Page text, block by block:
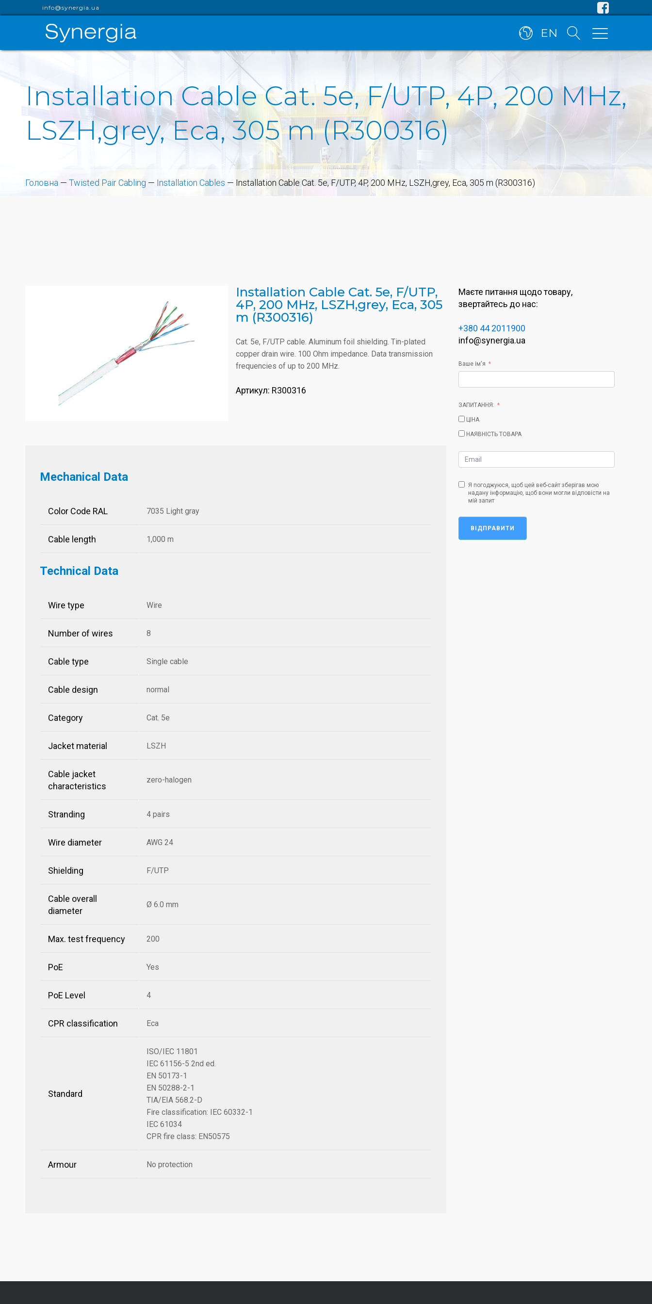
info@synergia.ua
EN
Installation Cable Cat. 5e, F/UTP, 4P, 200 MHz,
LSZH,grey, Eca, 305 m (R300316)
Головна — Twisted Pair Cabling — Installation Cables — Installation Cable Cat. 5e, F/UTP, 4P, 200 MHz, LSZH,grey, Eca, 305 m (R300316)
Installation Cable Cat. 5e, F/UTP,
4P, 200 MHz, LSZH,grey, Eca, 305
m (R300316)
Cat. 5e, F/UTP cable. Aluminum foil shielding. Tin-plated
copper drain wire. 100 Ohm impedance. Data transmission
frequencies of up to 200 MHz.
Артикул: R300316
Mechanical Data
Color Code RAL 7035 Light gray
Cable length 1,000 m
Technical Data
Wire type Wire
Number of wires 8
Cable type Single cable
Cable design normal
Category Cat. 5e
Jacket material LSZH
Cable jacket
characteristics
zero-halogen
Stranding 4 pairs
Wire diameter AWG 24
Shielding F/UTP
Cable overall
diameter
Ø 6.0 mm
Max. test frequency 200
PoE Yes
PoE Level 4
CPR classification Eca
Standard
ISO/IEC 11801
IEC 61156-5 2nd ed.
EN 50173-1
EN 50288-2-1
TIA/EIA 568.2-D
Fire classification: IEC 60332-1
IEC 61034
CPR fire class: EN50575
Armour No protection
Маєте питання щодо товару,
звертайтесь до нас:
+380 44 2011900
info@synergia.ua
Ваше ім'я
ЗАПИТАННЯ:
ЦІНА
НАЯВНІСТЬ ТОВАРА
Я погоджуюся, щоб цей веб-сайт зберігав мою
надану інформацію, щоб вони могли відповісти на
мій запит
ВІДПРАВИТИ